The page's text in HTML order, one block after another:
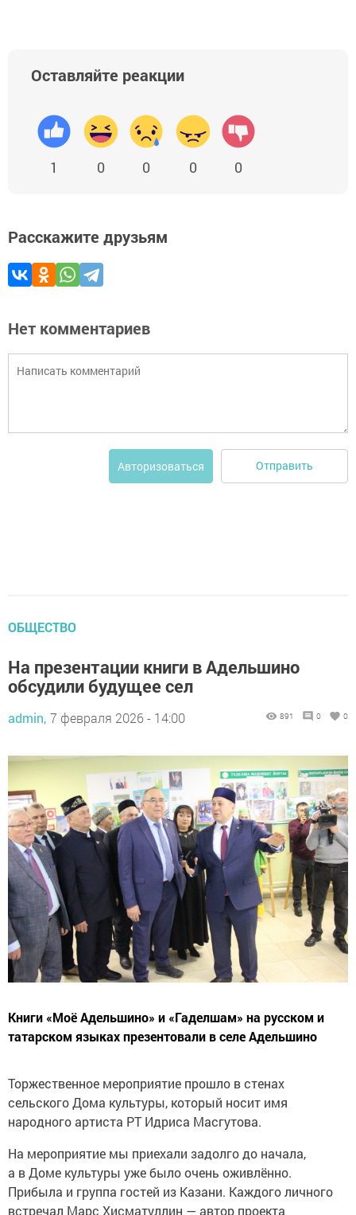
Оставляйте реакции
1 0 0 0 0
Расскажите друзьям
Нет комментариев
Авторизоваться Отправить
ОБЩЕСТВО
На презентации книги в Адельшино
обсудили будущее сел
admin, 7 февраля 2026 - 14:00 891 0 0
Книги «Моё Адельшино» и «Гаделшам» на русском и
татарском языках презентовали в селе Адельшино
Торжественное мероприятие прошло в стенах
сельского Дома культуры, который носит имя
народного артиста РТ Идриса Масгутова.
На мероприятие мы приехали задолго до начала,
а в Доме культуры уже было очень оживлённо.
Прибыла и группа гостей из Казани. Каждого личного
встречал Марс Хисматуллин — автор проекта